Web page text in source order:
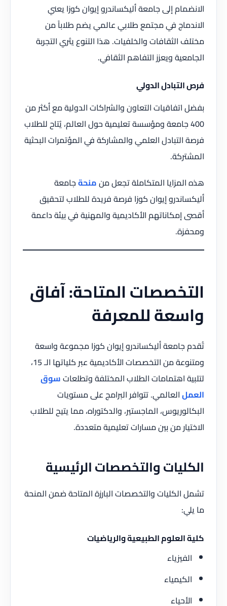
الانضمام إلى جامعة أليكساندرو إيوان كوزا يعني
الاندماج في مجتمع طلابي عالمي يضم طلاباً من
مختلف الثقافات والخلفيات. هذا التنوع يثري التجربة
الجامعية ويعزز التفاهم الثقافي.
فرص التبادل الدولي
بفضل اتفاقيات التعاون والشراكات الدولية مع أكثر من
400 جامعة ومؤسسة تعليمية حول العالم، يُتاح للطلاب
فرصة التبادل العلمي والمشاركة في المؤتمرات البحثية
المشتركة.
هذه المزايا المتكاملة تجعل منمنحةجامعة
أليكساندرو إيوان كوزا فرصة فريدة للطلاب لتحقيق
أقصى إمكاناتهم الأكاديمية والمهنية في بيئة داعمة
ومحفزة.
التخصصات المتاحة: آفاق
واسعة للمعرفة
تُقدم جامعة أليكساندرو إيوان كوزا مجموعة واسعة
ومتنوعة من التخصصات الأكاديمية عبر كلياتها الـ 15،
لتلبية اهتمامات الطلاب المختلفة وتطلعاتسوق
العملالعالمي. تتوافر البرامج على مستويات
البكالوريوس، الماجستير، والدكتوراه، مما يتيح للطلاب
الاختيار من بين مسارات تعليمية متعددة.
الكليات والتخصصات الرئيسية
تشمل الكليات والتخصصات البارزة المتاحة ضمن المنحة
ما يلي:
كلية العلوم الطبيعية والرياضيات
الفيزياء
الكيمياء
الأحياء